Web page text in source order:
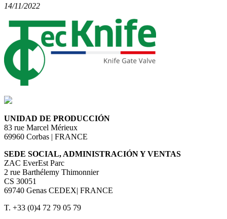
14/11/2022
UNIDAD DE PRODUCCIÓN
83 rue Marcel Mérieux
69960 Corbas | FRANCE
SEDE SOCIAL, ADMINISTRACIÓN Y VENTAS
ZAC EverEst Parc
2 rue Barthélemy Thimonnier
CS 30051
69740 Genas CEDEX| FRANCE
T. +33 (0)4 72 79 05 79